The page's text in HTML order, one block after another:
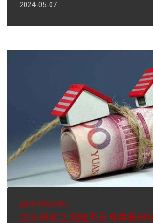
2024-05-07
[继承纠纷案例]
放弃继承之后能否反悔重新继